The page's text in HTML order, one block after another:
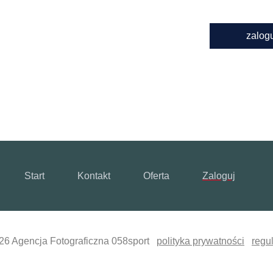
Start Kontakt Oferta Zaloguj
Agencja Fotograficzna 058sport polityka prywatności